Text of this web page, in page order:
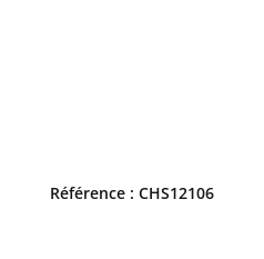
Référence : CHS12106